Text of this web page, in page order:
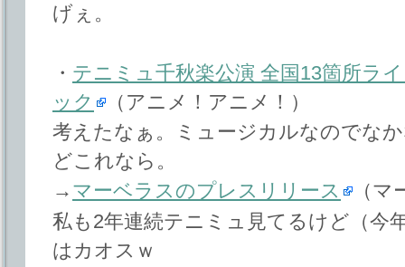
げぇ。
・ テニミュ千秋楽公演 全国13箇所ラ
ック
（アニメ！アニメ！）
考えたなぁ。ミュージカルなのでな
どこれなら。
→ マーベラスのプレスリリース
（
私も2年連続テニミュ見てるけど（今
はカオスｗ